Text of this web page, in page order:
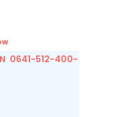
0641-512-400-